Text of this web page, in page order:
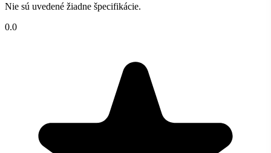
Nie sú uvedené žiadne špecifikácie.
0.0